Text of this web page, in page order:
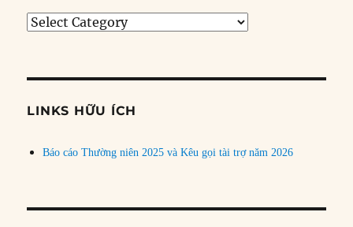
Tìm
đề
LINKS HỮU ÍCH
Báo cáo Thường niên 2025 và Kêu gọi tài trợ năm 2026